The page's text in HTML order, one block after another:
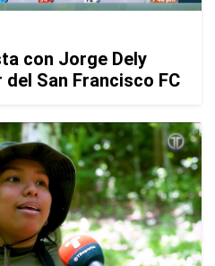
con Jorge Dely
San Francisco FC